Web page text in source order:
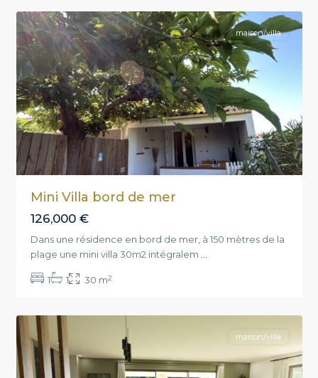
maison/villa
Mini Villa bord de mer
126,000 €
Dans une résidence en bord de mer, à 150 mètres de la
plage une mini villa 30m2 intégralem ...
1 1 30 m2
Poggio-
maison/villa